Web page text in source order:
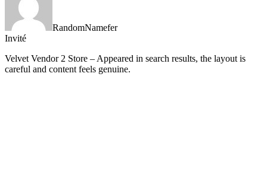
RandomNamefer
Invité
Velvet Vendor 2 Store – Appeared in search results, the layout is
careful and content feels genuine.